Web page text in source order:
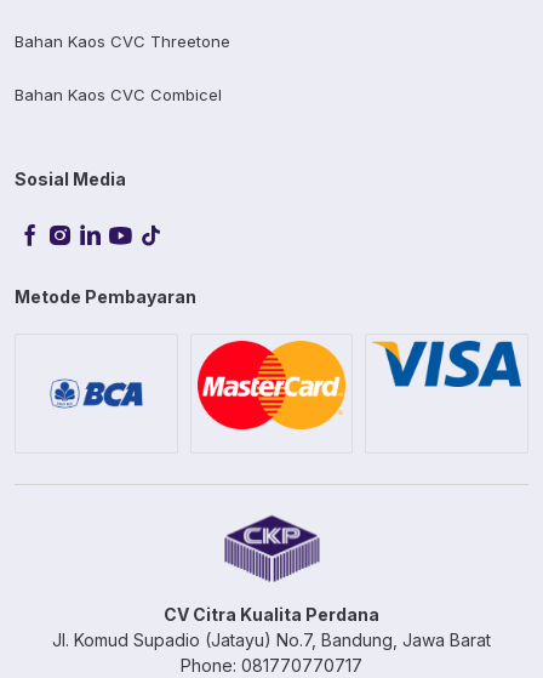
Bahan Kaos CVC Threetone
Bahan Kaos CVC Combicel
Sosial Media
Metode Pembayaran
CV Citra Kualita Perdana
Jl. Komud Supadio (Jatayu) No.7, Bandung, Jawa Barat
Phone: 081770770717